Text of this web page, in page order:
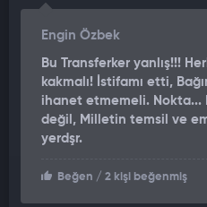
Engin Özbek
Bu Transferker yanlış!!!
kakmalı! İstifamı etti,
ihanet etmemeli. Nokta...
değil, Milletin temsil ve
yerdşr.
Beğen / 2 kişi beğenmiş